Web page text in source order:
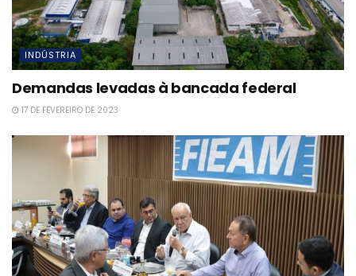
INDÚSTRIA
Demandas levadas à bancada federal
17 DE FEVEREIRO DE 2023